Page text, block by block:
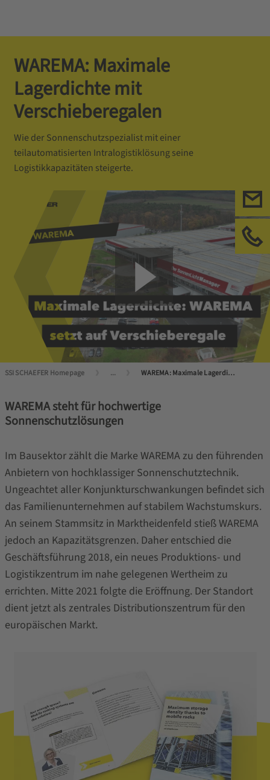
WAREMA: Maximale
Lagerdichte mit
Verschieberegalen
Wie der Sonnenschutzspezialist mit einer
teilautomatisierten Intralogistiklösung seine
Logistikkapazitäten steigerte.
SSI SCHAEFER Homepage ... WAREMA: Maximale Lagerdichte mit Verschieberegalen
WAREMA steht für hochwertige
Sonnenschutzlösungen
Im Bausektor zählt die Marke WAREMA zu den führenden
Anbietern von hochklassiger Sonnenschutztechnik.
Ungeachtet aller Konjunkturschwankungen befindet sich
das Familienunternehmen auf stabilem Wachstumskurs.
An seinem Stammsitz in Marktheidenfeld stieß WAREMA
jedoch an Kapazitätsgrenzen. Daher entschied die
Geschäftsführung 2018, ein neues Produktions- und
Logistikzentrum im nahe gelegenen Wertheim zu
errichten. Mitte 2021 folgte die Eröffnung. Der Standort
dient jetzt als zentrales Distributionszentrum für den
europäischen Markt.